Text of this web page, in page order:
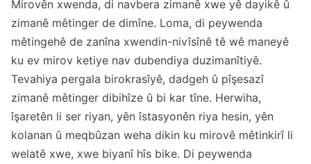
Mirovên xwenda, di navbera zimanê xwe yê dayikê û
zimanê mêtinger de dimîne. Loma, di peywenda
mêtingehê de zanîna xwendin-nivîsînê tê wê maneyê
ku ev mirov ketiye nav dubendiya duzimanîtiyê.
Tevahiya pergala birokrasîyê, dadgeh û pîşesazî
zimanê mêtinger dibihîze û bi kar tîne. Herwiha,
îşaretên li ser riyan, yên îstasyonên riya hesin, yên
kolanan û meqbûzan weha dikin ku mirovê mêtinkirî li
welatê xwe, xwe biyanî hîs bike. Di peywenda